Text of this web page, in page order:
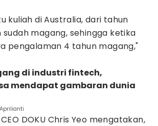
kuliah di Australia, dari tahun
magang, sehingga ketika
pengalaman 4 tahun magang,"
di industri fintech,
mendapat gambaran dunia
DOKU Chris Yeo mengatakan,